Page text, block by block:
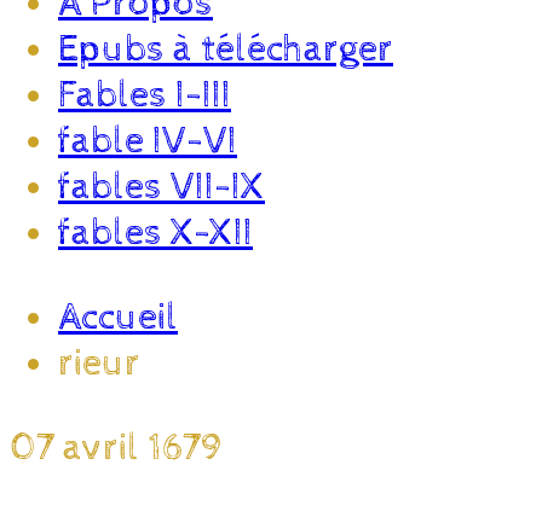
Epubs à télécharger
Fables I-III
fable IV-VI
fables VII-IX
fables X-XII
Accueil
rieur
07 avril 1679